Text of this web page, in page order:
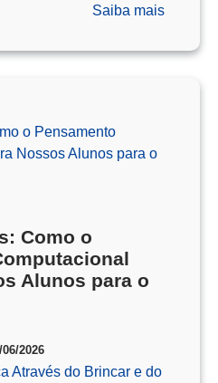
Saiba mais:
AFA/
Como o
Alunos para o
06/2026
Através do Brincar e do